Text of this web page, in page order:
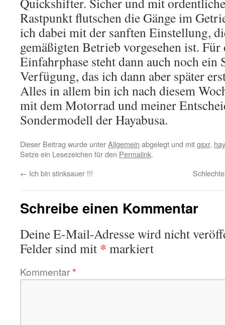
Rastpunkt flutschen die Gänge im
ich dabei mit der sanften Einstellung,
gemäßigten Betrieb vorgesehen ist.
Einfahrphase steht dann auch noch
Verfügung, das ich dann aber später
Alles in allem bin ich nach diesem
mit dem Motorrad und meiner
Sondermodell der Hayabusa.
Dieser Beitrag wurde unterAllgemein abgelegt und mitgsxr,
Setze ein Lesezeichen für den Permalink.
← Ich bin stinksauer !!!
Schreibe einen Kommentar
Deine E-Mail-Adresse wird nicht
Felder sind mit * markiert
Kommentar*